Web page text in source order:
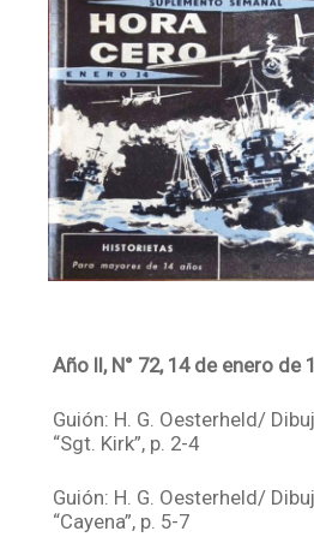
Facebook
Instagram
Twitter
Mail
Año II, N° 72, 14 de enero de
Guión: H. G. Oesterheld/
“Sgt. Kirk”, p. 2-4
Guión: H. G. Oesterheld/
“Cayena”, p. 5-7